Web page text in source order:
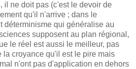
il ne doit pas (c'est le devoir de
qu'il n'arrive ; dans le
déterminisme qui généralise au
supposent au plan régional,
le réel est aussi le meilleur, pas
la croyance qu'il est le pire mais
n'ont pas d'application en dehors